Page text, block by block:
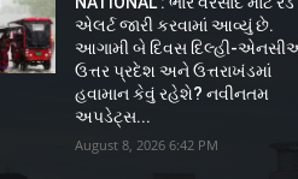
એલર્ટ જારી કરવામાં આવ્યું છે.
આગામી બે દિવસ દિલ્હી-
ઉત્તર પ્રદેશ અને ઉત્તરાખંડમાં
હવામાન કેવું રહેશે? નવીનતમ
અપડેટ્સ...
August 8, 2026 6:42 PM